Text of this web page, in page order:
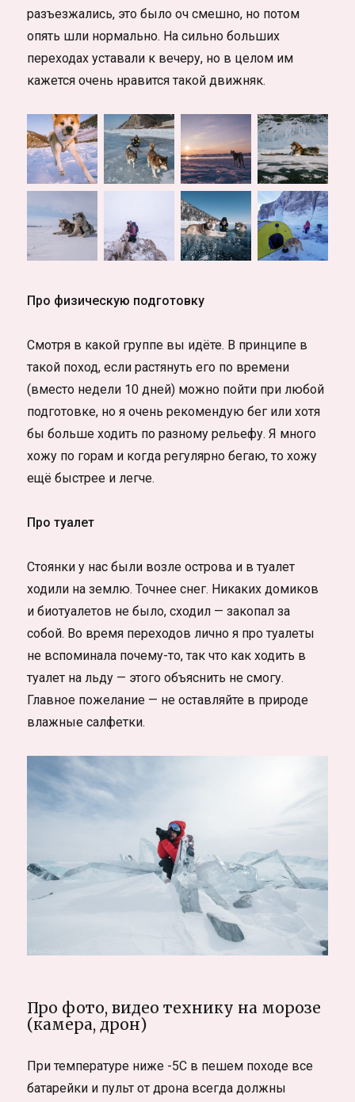
разъезжались, это было оч смешно, но потом
опять шли нормально. На сильно больших
переходах уставали к вечеру, но в целом им
кажется очень нравится такой движняк.
Про физическую подготовку
Смотря в какой группе вы идёте. В принципе в
такой поход, если растянуть его по времени
(вместо недели 10 дней) можно пойти при любой
подготовке, но я очень рекомендую бег или хотя
бы больше ходить по разному рельефу. Я много
хожу по горам и когда регулярно бегаю, то хожу
ещё быстрее и легче.
Про туалет
Стоянки у нас были возле острова и в туалет
ходили на землю. Точнее снег. Никаких домиков
и биотуалетов не было, сходил — закопал за
собой. Во время переходов лично я про туалеты
не вспоминала почему-то, так что как ходить в
туалет на льду — этого объяснить не смогу.
Главное пожелание — не оставляйте в природе
влажные салфетки.
Про фото, видео технику на морозе
(камера, дрон)
При температуре ниже -5С в пешем походе все
батарейки и пульт от дрона всегда должны